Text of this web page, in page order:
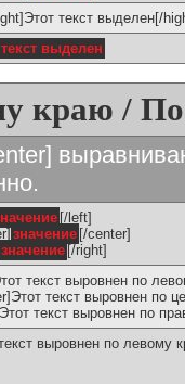
текст выделен[/
выделен
краю /
[/left]
значение [/center]
значение [/right]
текст выровнен по
текст выровнен по
текст выровнен по
выровнен по левому